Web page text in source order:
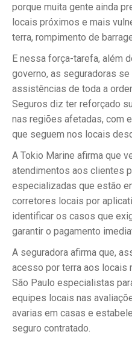
porque muita gente ainda
locais próximos e mais
terra, rompimento de
E nessa força-tarefa, além
governo, as seguradoras
assistências de toda a
Seguros diz ter reforçado
nas regiões afetadas, com
que seguem nos locais
A Tokio Marine afirma que
atendimentos aos clientes
especializadas que estão
corretores locais por
identificar os casos que
garantir o pagamento
A seguradora afirma que,
acesso por terra aos locais
São Paulo especialistas
equipes locais nas
avarias em casas e
seguro contratado.